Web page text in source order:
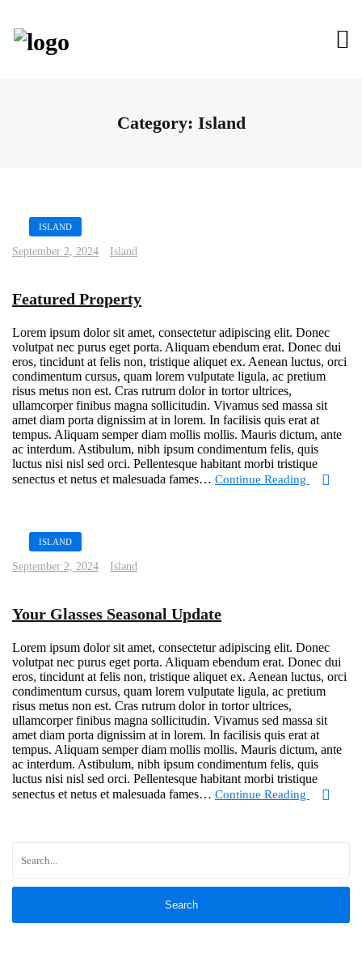
Category: Island
ISLAND
September 2, 2024 Island
Featured Property
Lorem ipsum dolor sit amet, consectetur adipiscing elit. Donec
volutpat nec purus eget porta. Aliquam ebendum erat. Donec dui
eros, tincidunt at felis non, tristique aliquet ex. Aenean luctus, orci
condimentum cursus, quam lorem vulputate ligula, ac pretium
risus metus non est. Cras rutrum dolor in tortor ultrices,
ullamcorper finibus magna sollicitudin. Vivamus sed massa sit
amet diam porta dignissim at in lorem. In facilisis quis erat at
tempus. Aliquam semper diam mollis mollis. Mauris dictum, ante
ac interdum. Astibulum, nibh ipsum condimentum felis, quis
luctus nisi nisl sed orci. Pellentesque habitant morbi tristique
senectus et netus et malesuada fames… Continue Reading
ISLAND
September 2, 2024 Island
Your Glasses Seasonal Update
Lorem ipsum dolor sit amet, consectetur adipiscing elit. Donec
volutpat nec purus eget porta. Aliquam ebendum erat. Donec dui
eros, tincidunt at felis non, tristique aliquet ex. Aenean luctus, orci
condimentum cursus, quam lorem vulputate ligula, ac pretium
risus metus non est. Cras rutrum dolor in tortor ultrices,
ullamcorper finibus magna sollicitudin. Vivamus sed massa sit
amet diam porta dignissim at in lorem. In facilisis quis erat at
tempus. Aliquam semper diam mollis mollis. Mauris dictum, ante
ac interdum. Astibulum, nibh ipsum condimentum felis, quis
luctus nisi nisl sed orci. Pellentesque habitant morbi tristique
senectus et netus et malesuada fames… Continue Reading
Search